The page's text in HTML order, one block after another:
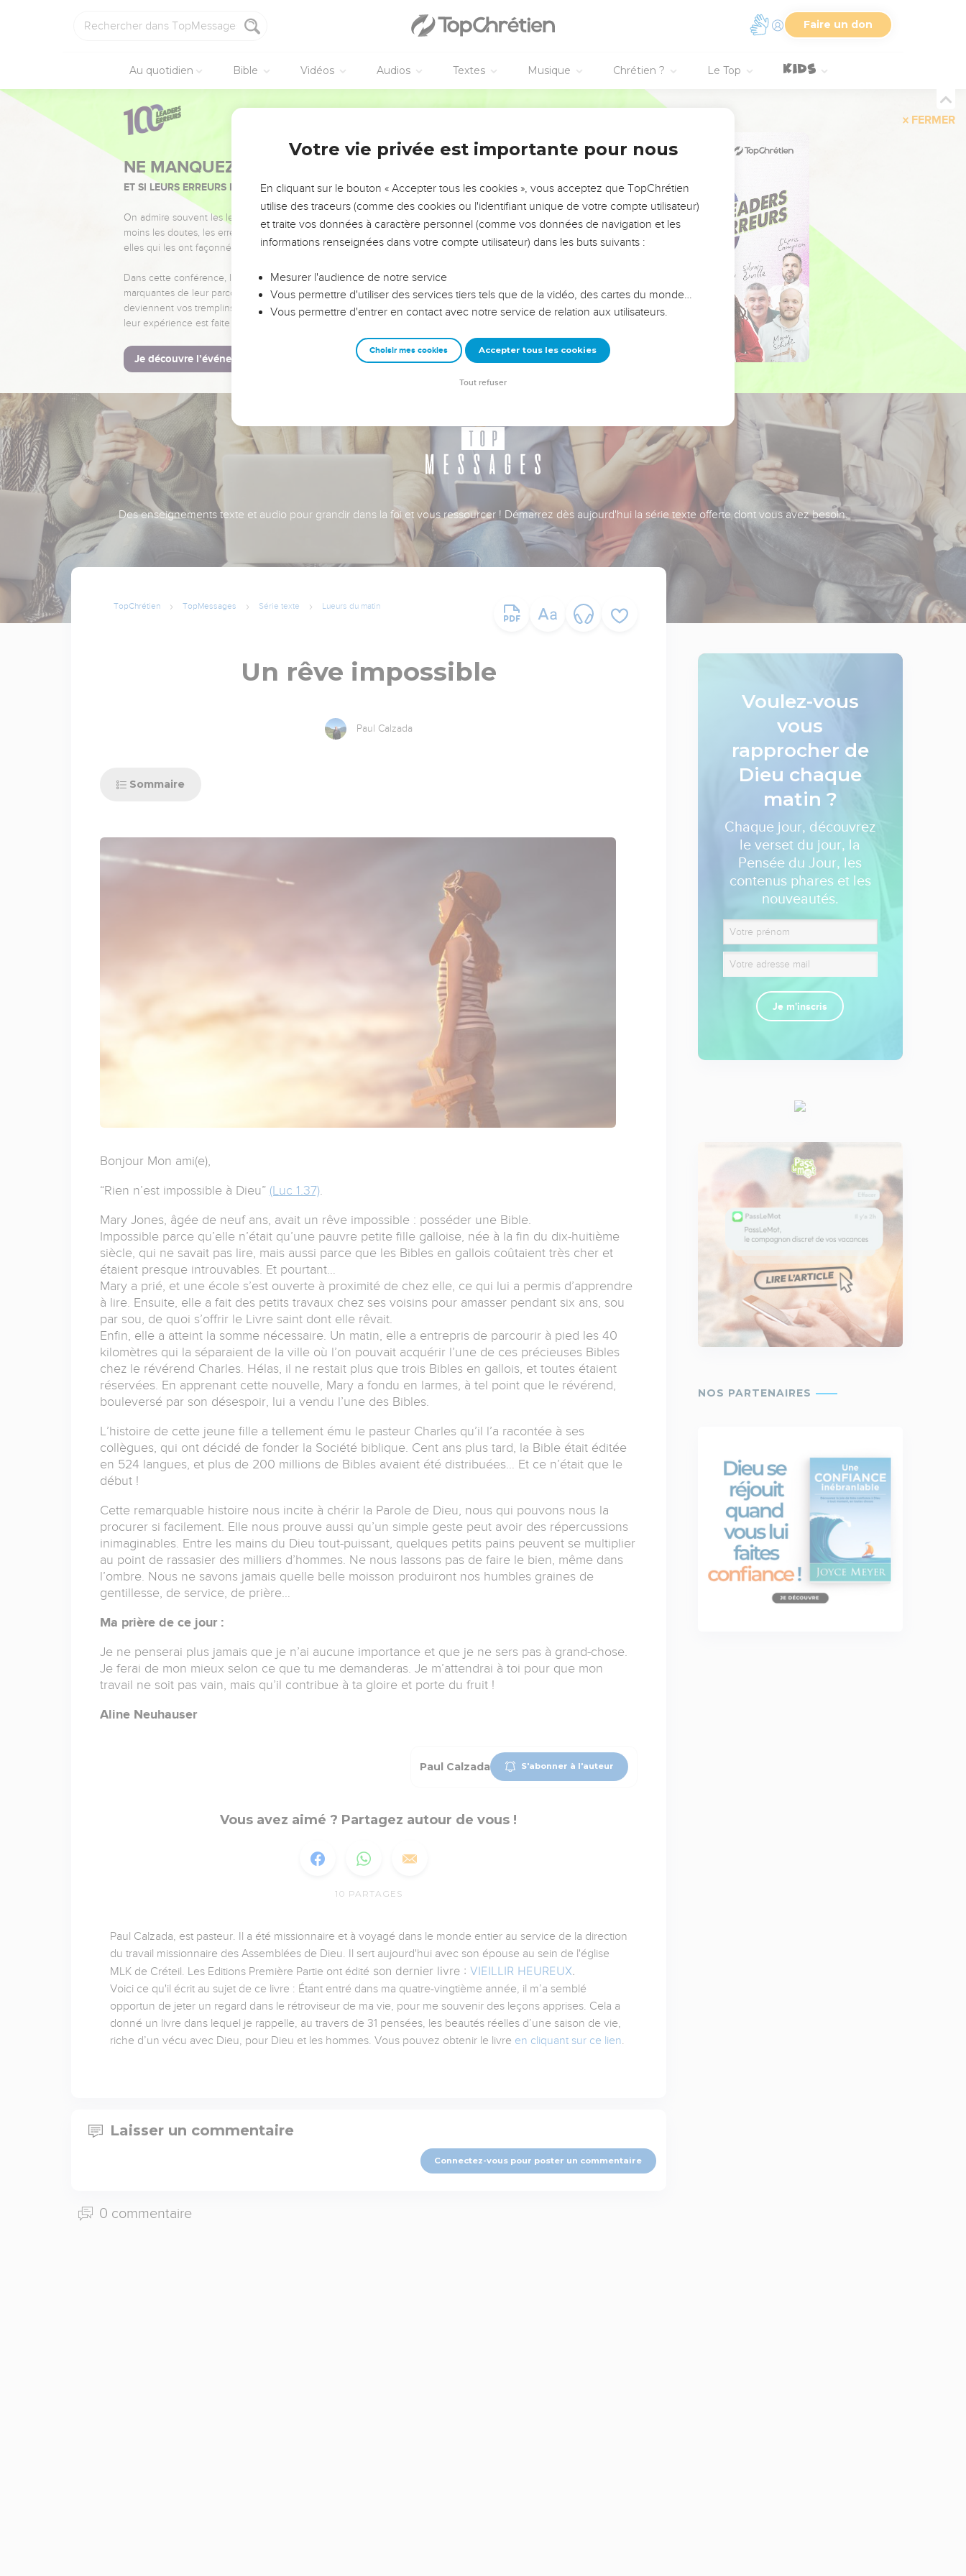
Faire un don
Au quotidien Bible Vidéos Audios Textes Musique Chrétien ? Le Top
FERMER
NE MANQUEZ PAS L’ÉVÉNEMENT DE L’ANNÉE !
ET SI LEURS ERREURS POUVAIENT VOUS ÉVITER LES VOTRES ?
On admire souvent les leaders pour leurs réussites, leur impact, leur foi ou leur vision. Mais on voit
moins les doutes, les erreurs et les saisons difficiles qu'ils ont traversés, alors même que ce sont
elles qui les ont façonnés.
Dans cette conférence, leaders, entrepreneurs, et responsables reviennent sur les erreurs
marquantes de leur parcours et les clés pour avancer avec plus de sagesse afin que leurs erreurs
deviennent vos tremplins. Que vous guidiez un ministère, une équipe, un groupe ou une famille,
leur expérience est faite pour vous.
Je découvre l’événement
Des enseignements texte et audio pour grandir dans la foi et vous ressourcer ! Démarrez dès aujourd'hui la série texte offerte dont vous avez besoin.
TopChrétien TopMessages Série texte Lueurs du matin
Un rêve impossible
Paul Calzada
Sommaire
Bonjour Mon ami(e),
“Rien n’est impossible à Dieu” (Luc 1.37).
Mary Jones, âgée de neuf ans, avait un rêve impossible : posséder une Bible.
Impossible parce qu’elle n’était qu’une pauvre petite fille galloise, née à la fin du dix-huitième
siècle, qui ne savait pas lire, mais aussi parce que les Bibles en gallois coûtaient très cher et
étaient presque introuvables. Et pourtant…
Mary a prié, et une école s’est ouverte à proximité de chez elle, ce qui lui a permis d’apprendre
à lire. Ensuite, elle a fait des petits travaux chez ses voisins pour amasser pendant six ans, sou
par sou, de quoi s’offrir le Livre saint dont elle rêvait.
Enfin, elle a atteint la somme nécessaire. Un matin, elle a entrepris de parcourir à pied les 40
kilomètres qui la séparaient de la ville où l’on pouvait acquérir l’une de ces précieuses Bibles
chez le révérend Charles. Hélas, il ne restait plus que trois Bibles en gallois, et toutes étaient
réservées. En apprenant cette nouvelle, Mary a fondu en larmes, à tel point que le révérend,
bouleversé par son désespoir, lui a vendu l’une des Bibles.
L’histoire de cette jeune fille a tellement ému le pasteur Charles qu’il l’a racontée à ses
collègues, qui ont décidé de fonder la Société biblique. Cent ans plus tard, la Bible était éditée
en 524 langues, et plus de 200 millions de Bibles avaient été distribuées… Et ce n’était que le
début !
Cette remarquable histoire nous incite à chérir la Parole de Dieu, nous qui pouvons nous la
procurer si facilement. Elle nous prouve aussi qu’un simple geste peut avoir des répercussions
inimaginables. Entre les mains du Dieu tout-puissant, quelques petits pains peuvent se multiplier
au point de rassasier des milliers d’hommes. Ne nous lassons pas de faire le bien, même dans
l’ombre. Nous ne savons jamais quelle belle moisson produiront nos humbles graines de
gentillesse, de service, de prière…
Ma prière de ce jour :
Je ne penserai plus jamais que je n’ai aucune importance et que je ne sers pas à grand-chose.
Je ferai de mon mieux selon ce que tu me demanderas. Je m’attendrai à toi pour que mon
travail ne soit pas vain, mais qu’il contribue à ta gloire et porte du fruit !
Aline Neuhauser
Paul Calzada S'abonner à l'auteur
Vous avez aimé ? Partagez autour de vous !
10 PARTAGES
Paul Calzada, est pasteur. Il a été missionnaire et à voyagé dans le monde entier au service de la direction
du travail missionnaire des Assemblées de Dieu. Il sert aujourd'hui avec son épouse au sein de l'église
MLK de Créteil. Les Editions Première Partie ont édité son dernier livre : VIEILLIR HEUREUX.
Voici ce qu'il écrit au sujet de ce livre : Étant entré dans ma quatre-vingtième année, il m’a semblé
opportun de jeter un regard dans le rétroviseur de ma vie, pour me souvenir des leçons apprises. Cela a
donné un livre dans lequel je rappelle, au travers de 31 pensées, les beautés réelles d’une saison de vie,
riche d’un vécu avec Dieu, pour Dieu et les hommes. Vous pouvez obtenir le livre en cliquant sur ce lien.
Laisser un commentaire
Connectez-vous pour poster un commentaire
0 commentaire
Voulez-vous
vous
rapprocher de
Dieu chaque
matin ?
Chaque jour, découvrez
le verset du jour, la
Pensée du Jour, les
contenus phares et les
nouveautés.
Je m'inscris
Votre vie privée est importante pour nous
En cliquant sur le bouton « Accepter tous les cookies », vous acceptez que TopChrétien
utilise des traceurs (comme des cookies ou l'identifiant unique de votre compte utilisateur)
et traite vos données à caractère personnel (comme vos données de navigation et les
informations renseignées dans votre compte utilisateur) dans les buts suivants :
Mesurer l'audience de notre service
Vous permettre d'utiliser des services tiers tels que de la vidéo, des cartes du monde…
Vous permettre d'entrer en contact avec notre service de relation aux utilisateurs.
Choisir mes cookies Accepter tous les cookies
Tout refuser